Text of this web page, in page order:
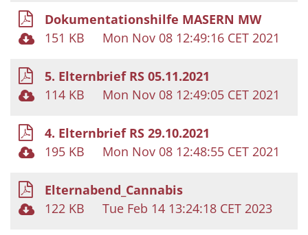
Dokumentationshilfe MASERN MW
151 KB
Mon Nov 08 12:49:16 CET 2021
5. Elternbrief RS 05.11.2021
114 KB
Mon Nov 08 12:49:05 CET 2021
4. Elternbrief RS 29.10.2021
195 KB
Mon Nov 08 12:48:55 CET 2021
Elternabend_Cannabis
122 KB
Tue Feb 14 13:24:18 CET 2023